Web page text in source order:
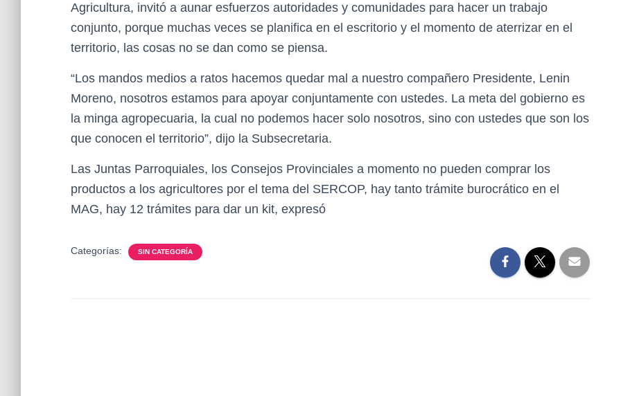
Agricultura, invitó a aunar esfuerzos autoridades y comunidades para hacer un trabajo
conjunto, porque muchas veces se planifica en el escritorio y el momento de aterrizar en el
territorio, las cosas no se dan como se piensa.
“Los mandos medios a ratos hacemos quedar mal a nuestro compañero Presidente, Lenin
Moreno, nosotros estamos para apoyar conjuntamente con ustedes. La meta del gobierno es
la minga agropecuaria, la cual no podemos hacer solo nosotros, sino con ustedes que son los
que conocen el territorio”, dijo la Subsecretaria.
Las Juntas Parroquiales, los Consejos Provinciales a momento no pueden comprar los
productos a los agricultores por el tema del SERCOP, hay tanto trámite burocrático en el
MAG, hay 12 trámites para dar un kit, expresó
Categorías: SIN CATEGORÍA